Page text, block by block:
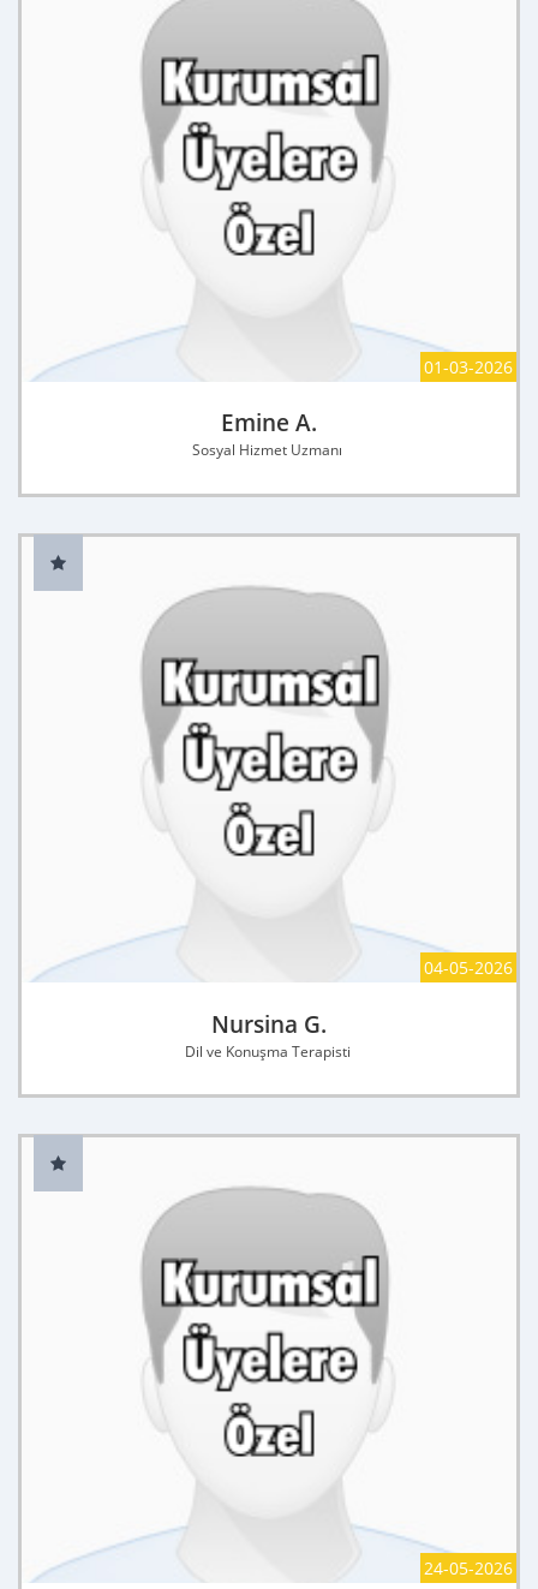
01-03-2026
Emine A.
Sosyal Hizmet Uzmanı
04-05-2026
Nursina G.
Dil ve Konuşma Terapisti
24-05-2026